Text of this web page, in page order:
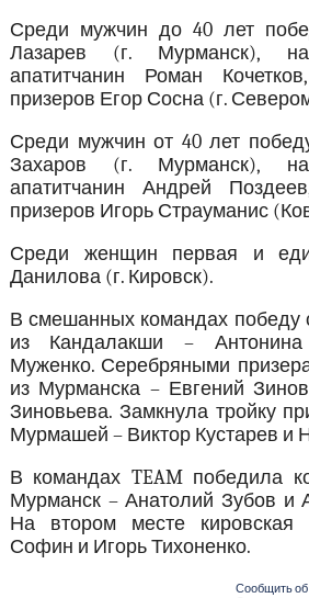
Среди мужчин до 40 лет
Лазарев (г. Мурманск),
апатитчанин Роман
призеров Егор Сосна (г.
Среди мужчин от 40 лет
Захаров (г. Мурманск),
апатитчанин Андрей
призеров Игорь Страуманис
Среди женщин первая и
Данилова (г. Кировск).
В смешанных командах победу
из Кандалакши – Антонина
Муженко. Серебряными
из Мурманска – Евгений
Зиновьева. Замкнула тройку
Мурмашей – Виктор Кустарев и
В командах TEAM победила
Мурманск – Анатолий Зубов и
На втором месте
Софин и Игорь Тихоненко.
Сообщить